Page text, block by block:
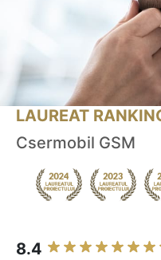
LAUREAT
Csermobil GSM
8.4